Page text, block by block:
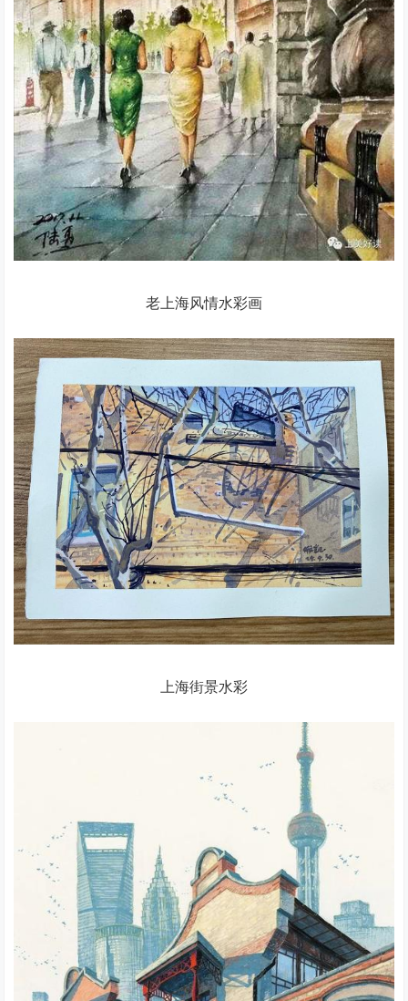
老上海风情水彩画
上海街景水彩